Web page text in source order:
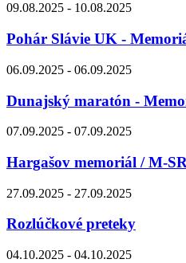
09.08.2025 - 10.08.2025
Pohár Slávie UK -
06.09.2025 - 06.09.2025
Dunajský maratón -
07.09.2025 - 07.09.2025
Hargašov memoriál / M-
27.09.2025 - 27.09.2025
Rozlúčkové preteky
04.10.2025 - 04.10.2025